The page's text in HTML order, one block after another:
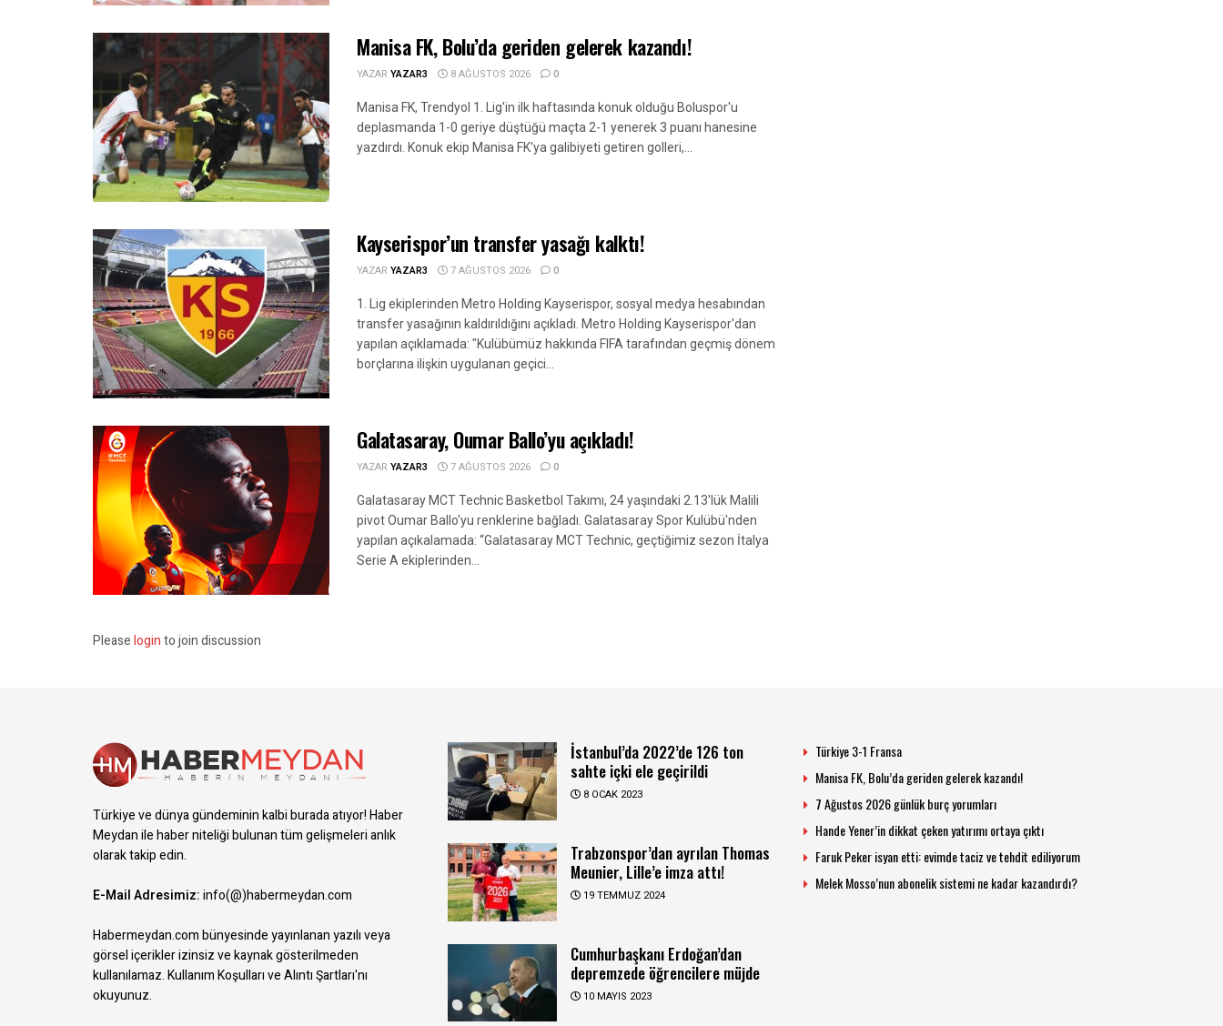
Manisa FK, Bolu’da geriden gelerek kazandı!
YAZAR YAZAR3 8 AĞUSTOS 2026 0
Manisa FK, Trendyol 1. Lig'in ilk haftasında konuk olduğu Boluspor'u
deplasmanda 1-0 geriye düştüğü maçta 2-1 yenerek 3 puanı hanesine
yazdırdı. Konuk ekip Manisa FK'ya galibiyeti getiren golleri,...
Kayserispor’un transfer yasağı kalktı!
YAZAR YAZAR3 7 AĞUSTOS 2026 0
1. Lig ekiplerinden Metro Holding Kayserispor, sosyal medya hesabından
transfer yasağının kaldırıldığını açıkladı. Metro Holding Kayserispor'dan
yapılan açıklamada: "Kulübümüz hakkında FIFA tarafından geçmiş dönem
borçlarına ilişkin uygulanan geçici...
Galatasaray, Oumar Ballo’yu açıkladı!
YAZAR YAZAR3 7 AĞUSTOS 2026 0
Galatasaray MCT Technic Basketbol Takımı, 24 yaşındaki 2.13'lük Malili
pivot Oumar Ballo'yu renklerine bağladı. Galatasaray Spor Kulübü'nden
yapılan açıkalamada: “Galatasaray MCT Technic, geçtiğimiz sezon İtalya
Serie A ekiplerinden...
Pleaseloginto join discussion
Türkiye ve dünya gündeminin kalbi burada atıyor! Haber
Meydan ile haber niteliği bulunan tüm gelişmeleri anlık
olarak takip edin.
E-Mail Adresimiz:info(@)habermeydan.com
Habermeydan.com bünyesinde yayınlanan yazılı veya
görsel içerikler izinsiz ve kaynak gösterilmeden
kullanılamaz.Kullanım Koşulları ve Alıntı Şartları'nı
okuyunuz.
İstanbul’da 2022’de 126 ton
sahte içki ele geçirildi
8 OCAK 2023
Trabzonspor’dan ayrılan Thomas
Meunier, Lille’e imza attı!
19 TEMMUZ 2024
Cumhurbaşkanı Erdoğan’dan
depremzede öğrencilere müjde
10 MAYIS 2023
Türkiye 3-1 Fransa
Manisa FK, Bolu’da geriden gelerek kazandı!
7 Ağustos 2026 günlük burç yorumları
Hande Yener’in dikkat çeken yatırımı ortaya çıktı
Faruk Peker isyan etti: evimde taciz ve tehdit ediliyorum
Melek Mosso’nun abonelik sistemi ne kadar kazandırdı?